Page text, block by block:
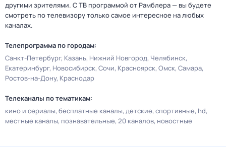
другими зрителями. С ТВ программой от Рамблера — вы будете
смотреть по телевизору только самое интересное на любых
каналах.
Телепрограмма по городам:
Санкт-Петербург Казань Нижний Новгород Челябинск
Екатеринбург Новосибирск Сочи Красноярск Омск Самара
Ростов-на-Дону Краснодар
Телеканалы по тематикам:
кино и сериалы бесплатные каналы детские спортивные hd
местные каналы познавательные 20 каналов новостные